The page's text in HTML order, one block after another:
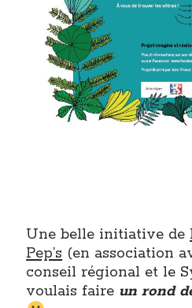
Une belle initiative de
Pep’s (en association
conseil régional et le
voulais faire un rond